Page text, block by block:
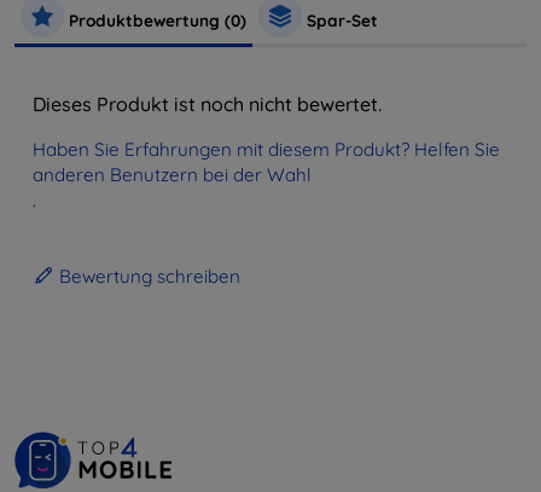
Produktbewertung (0) Spar-Set
Dieses Produkt ist noch nicht bewertet.
Haben Sie Erfahrungen mit diesem Produkt? Helfen Sie
anderen Benutzern bei der Wahl
.
Bewertung schreiben